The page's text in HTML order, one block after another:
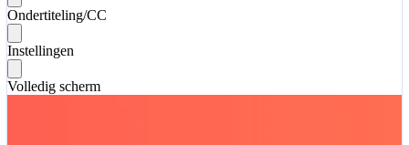
Ondertiteling/CC
Instellingen
Volledig scherm